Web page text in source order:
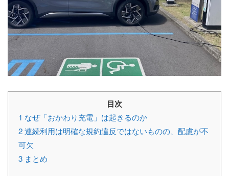
目次
1 なぜ「おかわり充電」は起きるのか
2連続利用は明確な規約違反ではないものの、配慮が不
可欠
3 まとめ